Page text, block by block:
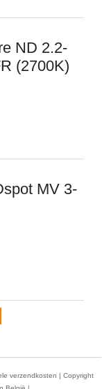
ND 2.2-
(2700K)
MV 3-
verzendkosten | Copyright